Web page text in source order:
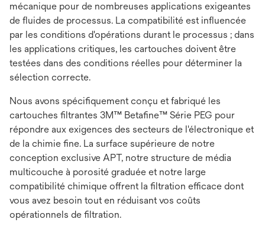
mécanique pour de nombreuses applications exigeantes
de fluides de processus. La compatibilité est influencée
par les conditions d'opérations durant le processus ; dans
les applications critiques, les cartouches doivent être
testées dans des conditions réelles pour déterminer la
sélection correcte.
Nous avons spécifiquement conçu et fabriqué les
cartouches filtrantes 3M™ Betafine™ Série PEG pour
répondre aux exigences des secteurs de l'électronique et
de la chimie fine. La surface supérieure de notre
conception exclusive APT, notre structure de média
multicouche à porosité graduée et notre large
compatibilité chimique offrent la filtration efficace dont
vous avez besoin tout en réduisant vos coûts
opérationnels de filtration.